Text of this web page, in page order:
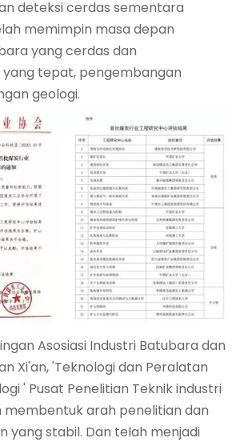
deteksi cerdas sementara
memimpin masa depan
yang cerdas dan
tepat, pengembangan
geologi.
Asosiasi Industri Batubara dan
Xi'an, 'Teknologi dan Peralatan
' Pusat Penelitian Teknik industri
arah penelitian dan
yang stabil. Dan telah menjadi